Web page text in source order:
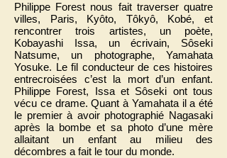
Philippe Forest nous fait traverser quatre
villes, Paris, Kyôto, Tôkyô, Kobé, et
rencontrer trois artistes, un poète,
Kobayashi Issa, un écrivain, Sôseki
Natsume, un photographe, Yamahata
Yosuke. Le fil conducteur de ces histoires
entrecroisées c’est la mort d’un enfant.
Philippe Forest, Issa et Sôseki ont tous
vécu ce drame. Quant à Yamahata il a été
le premier à avoir photographié Nagasaki
après la bombe et sa photo d’une mère
allaitant un enfant au milieu des
décombres a fait le tour du monde.